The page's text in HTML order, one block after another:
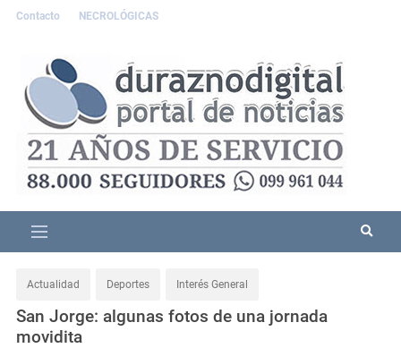
Contacto NECROLÓGICAS
Actualidad Deportes Interés General
San Jorge: algunas fotos de una jornada
movidita